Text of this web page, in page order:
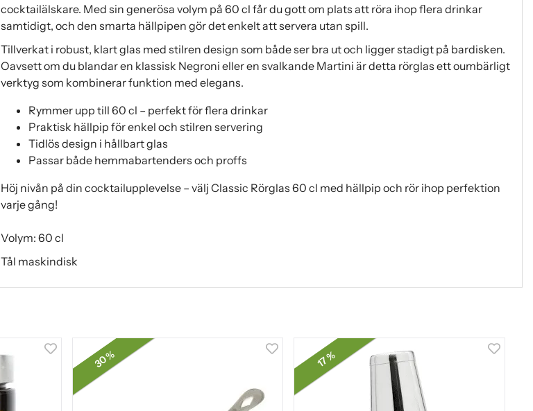
cocktailälskare. Med sin generösa volym på 60 cl får du gott om plats att röra ihop flera drinkar
samtidigt, och den smarta hällpipen gör det enkelt att servera utan spill.
Tillverkat i robust, klart glas med stilren design som både ser bra ut och ligger stadigt på bardisken.
Oavsett om du blandar en klassisk Negroni eller en svalkande Martini är detta rörglas ett oumbärligt
verktyg som kombinerar funktion med elegans.
Rymmer upp till 60 cl – perfekt för flera drinkar
Praktisk hällpip för enkel och stilren servering
Tidlös design i hållbart glas
Passar både hemmabartenders och proffs
Höj nivån på din cocktailupplevelse – välj Classic Rörglas 60 cl med hällpip och rör ihop perfektion
varje gång!
Volym: 60 cl
Tål maskindisk
30 % 17 %